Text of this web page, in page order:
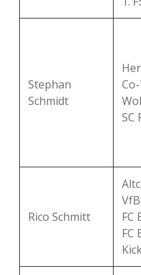
Stephan
Schmidt
SC
Rico Schmitt
FC
FC